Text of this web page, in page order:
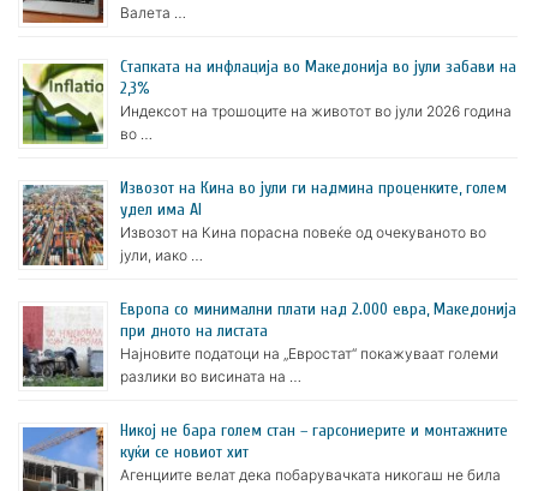
Валета …
Стапката на инфлација во Македонија во јули забави на
2,3%
Индексот на трошоците на животот во јули 2026 година
во …
Извозот на Кина во јули ги надмина проценките, голем
удел има AI
Извозот на Кина порасна повеќе од очекуваното во
јули, иако …
Европа со минимални плати над 2.000 евра, Македонија
при дното на листата
Најновите податоци на „Евростат“ покажуваат големи
разлики во висината на …
Никој не бара голем стан – гарсониерите и монтажните
куќи се новиот хит
Агенциите велат дека побарувачката никогаш не била